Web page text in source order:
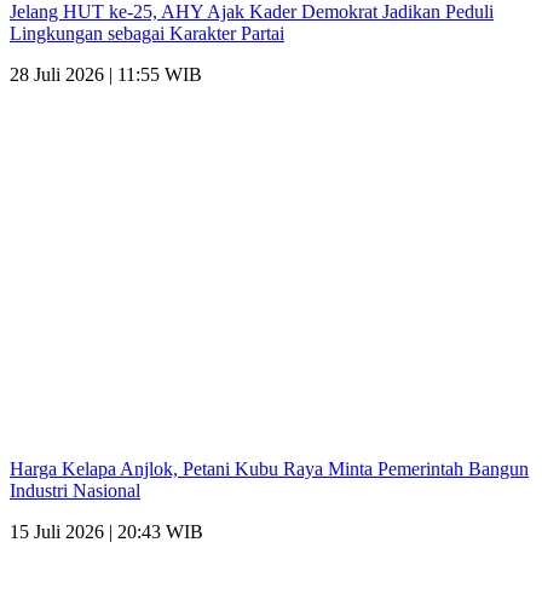
Jelang HUT ke-25, AHY Ajak Kader Demokrat Jadikan Peduli
Lingkungan sebagai Karakter Partai
28 Juli 2026 | 11:55 WIB
Harga Kelapa Anjlok, Petani Kubu Raya Minta Pemerintah Bangun
Industri Nasional
15 Juli 2026 | 20:43 WIB